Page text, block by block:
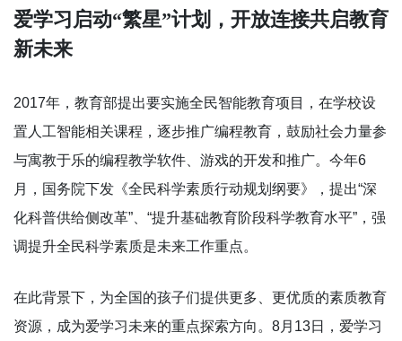
爱学习启动“繁星”计划，开放连接共启教育
新未来
2017年，教育部提出要实施全民智能教育项目，在学校设
置人工智能相关课程，逐步推广编程教育，鼓励社会力量参
与寓教于乐的编程教学软件、游戏的开发和推广。今年6
月，国务院下发《全民科学素质行动规划纲要》，提出“深
化科普供给侧改革”、“提升基础教育阶段科学教育水平”，强
调提升全民科学素质是未来工作重点。
在此背景下，为全国的孩子们提供更多、更优质的素质教育
资源，成为爱学习未来的重点探索方向。8月13日，爱学习